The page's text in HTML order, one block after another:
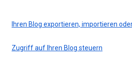
Ihren Blog exportieren, importieren
Zugriff auf Ihren Blog steuern